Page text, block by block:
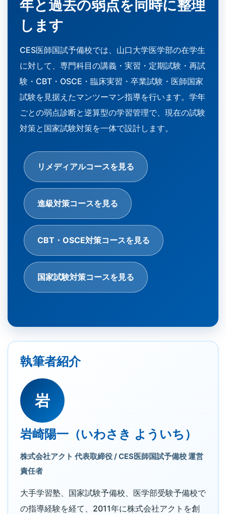
年と過去の弱点を同時に整理
します
CES医師国試予備校では、山口大学医学部の在学生
に対して、専門科目の講義・実習・定期試験・再試
験・CBT・OSCE・臨床実習・卒業試験・医師国家
試験を見据えたマンツーマン指導を行います。学年
ごとの弱点診断と逆算型の学習管理で、現在の試験
対策と国家試験対策を一体で設計します。
リメディアルコースを見る
進級対策コースを見る
CBT・OSCE対策コースを見る
国家試験対策コースを見る
執筆者紹介
岩
岩崎陽一（いわさき よういち）
株式会社アクト 代表取締役 / CES医師国試予備校 運営
責任者
大手学習塾、国家試験予備校、医学部受験予備校で
の指導経験を経て、2011年に株式会社アクトを創